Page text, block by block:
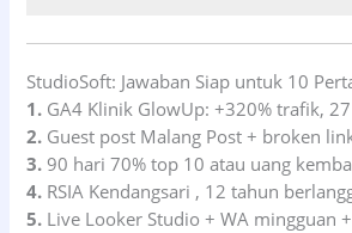
StudioSoft: Jawaban Siap untuk 10
1. GA4 Klinik GlowUp: +320% trafik,
2. Guest post Malang Post + broken
3. 90 hari 70% top 10 atau uang
4. RSIA Kendangsari , 12 tahun
5. Live Looker Studio + WA mingguan